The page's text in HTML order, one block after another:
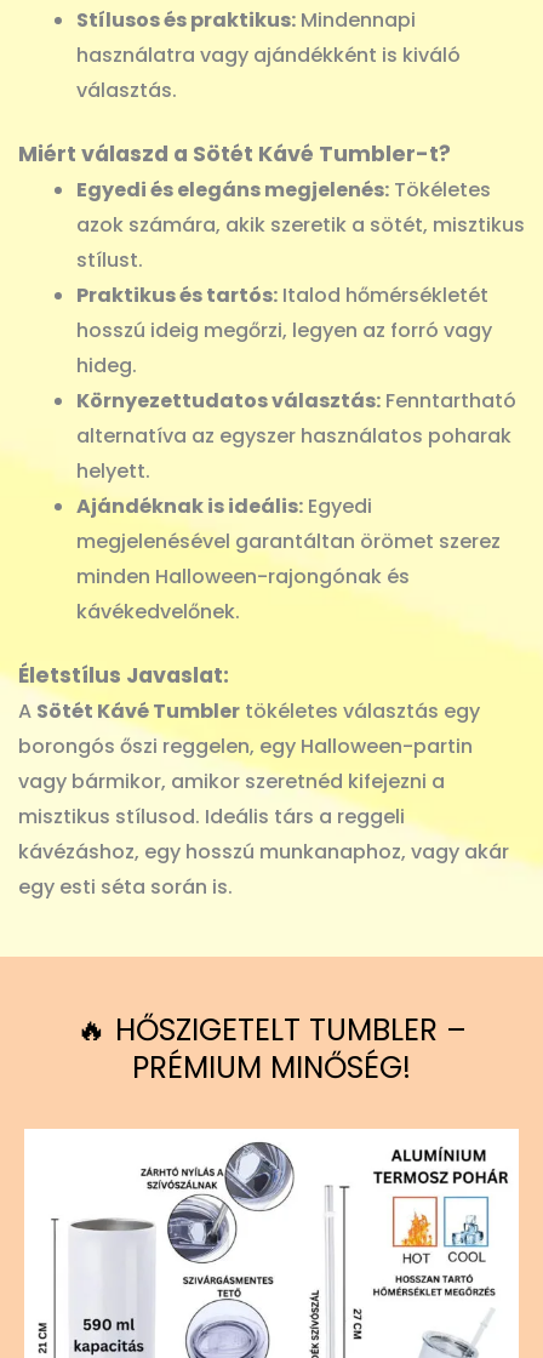
Stílusos és praktikus: Mindennapi
használatra vagy ajándékként is kiváló
választás.
Miért válaszd a Sötét Kávé Tumbler-t?
Egyedi és elegáns megjelenés: Tökéletes
azok számára, akik szeretik a sötét, misztikus
stílust.
Praktikus és tartós: Italod hőmérsékletét
hosszú ideig megőrzi, legyen az forró vagy
hideg.
Környezettudatos választás: Fenntartható
alternatíva az egyszer használatos poharak
helyett.
Ajándéknak is ideális: Egyedi
megjelenésével garantáltan örömet szerez
minden Halloween-rajongónak és
kávékedvelőnek.
Életstílus Javaslat:
A Sötét Kávé Tumbler tökéletes választás egy
borongós őszi reggelen, egy Halloween-partin
vagy bármikor, amikor szeretnéd kifejezni a
misztikus stílusod. Ideális társ a reggeli
kávézáshoz, egy hosszú munkanaphoz, vagy akár
egy esti séta során is.
🔥 HŐSZIGETELT TUMBLER –
PRÉMIUM MINŐSÉG!